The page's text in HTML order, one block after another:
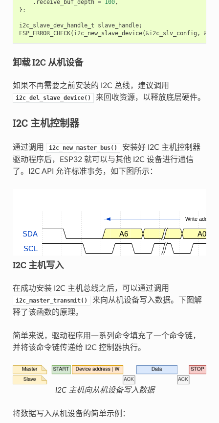
. receive_buf_depth = 100,
};
i2c_slave_dev_handle_t slave_handle;
ESP_ERROR_CHECK( i2c_new_slave_device(&i2c_slv_config , &
卸载 I2C 从机设备
如果不再需要之前安装的 I2C 总线，建议调用
i2c_del_slave_device() 来回收资源，以释放底层硬件。
I2C 主机控制器
通过调用 i2c_new_master_bus()
安装好 I2C 主机控制器
驱动程序后，ESP32 就可以与其他 I2C 设备进行通信
了。I2C API 允许标准事务，如下图所示：
SDA A6 .
A0
SCL
Write address
I2C 主机写入
在成功安装 I2C 主机总线之后，可以通过调用
i2c_master_transmit()
来向从机设备写入数据。下图解
释了该函数的原理。
简单来说，驱动程序用一系列命令填充了一个命令链，
并将该命令链传递给 I2C 控制器执行。
I2C 主机向从机设备写入数据
将数据写入从机设备的简单示例：